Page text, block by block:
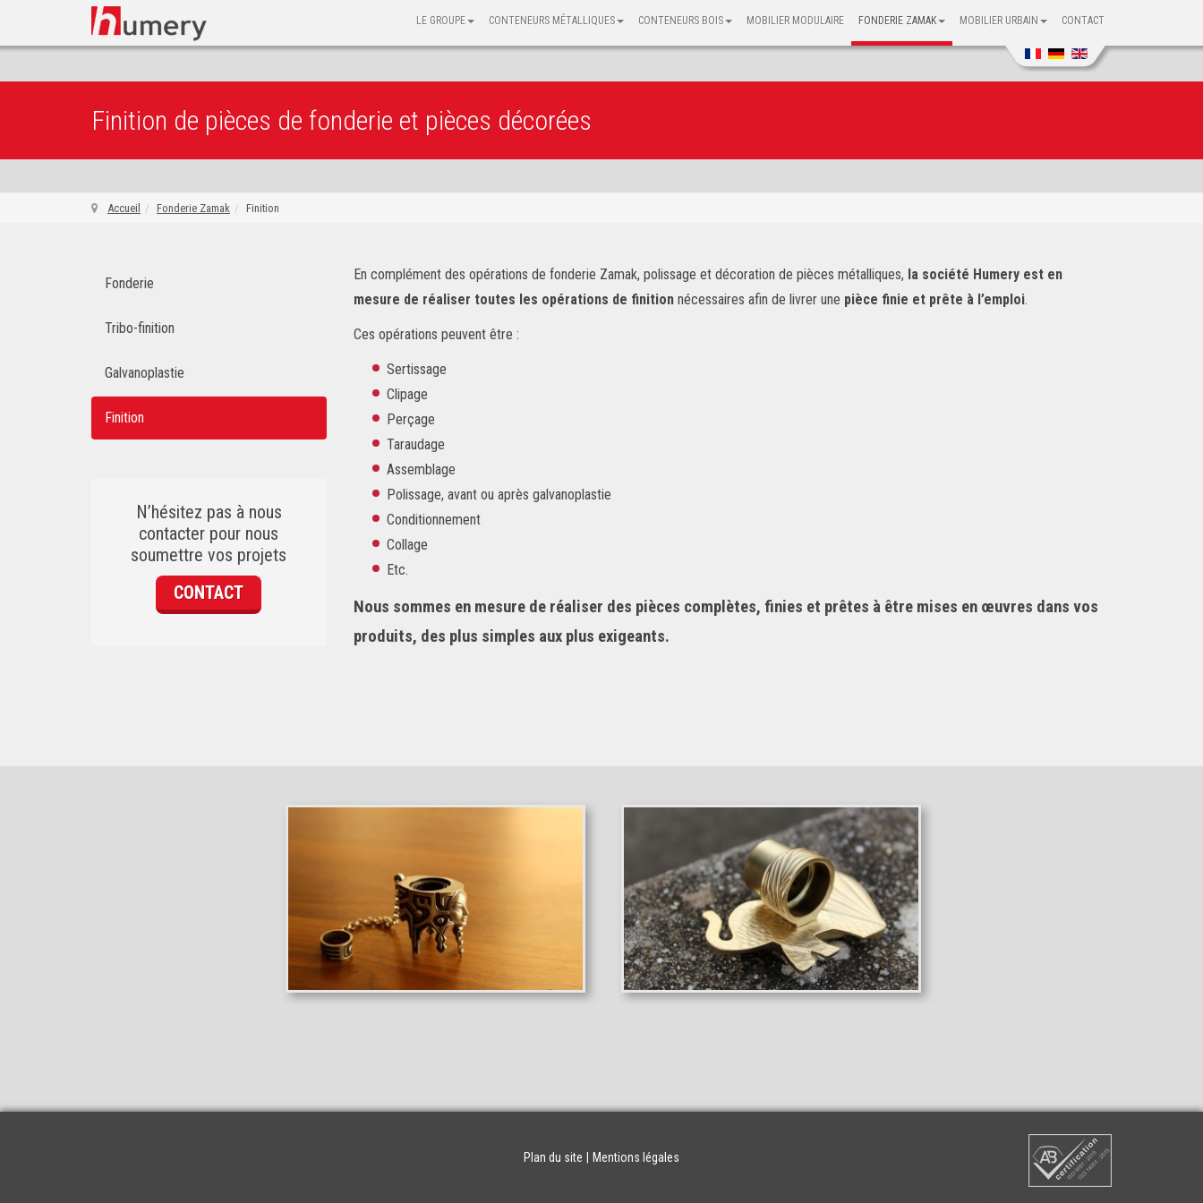
LE GROUPE CONTENEURS MÉTALLIQUES CONTENEURS BOIS MOBILIER MODULAIRE FONDERIE ZAMAK MOBILIER URBAIN CONTACT
Finition de pièces de fonderie et pièces décorées
Accueil Fonderie Zamak Finition
En complément des opérations de fonderie Zamak, polissage et décoration de pièces métalliques, la société Humery est en
mesure de réaliser toutes les opérations de finitionnécessaires afin de livrer une pièce finie et prête à l’emploi.
Ces opérations peuvent être :
Sertissage
Clipage
Perçage
Taraudage
Assemblage
Polissage, avant ou après galvanoplastie
Conditionnement
Collage
Etc.
Nous sommes en mesure de réaliser des pièces complètes, finies et prêtes à être mises en œuvres dans vos
produits, des plus simples aux plus exigeants.
Fonderie
Tribo-finition
Galvanoplastie
Finition
N’hésitez pas à nous
contacter pour nous
soumettre vos projets
CONTACT
Plan du site Mentions légales